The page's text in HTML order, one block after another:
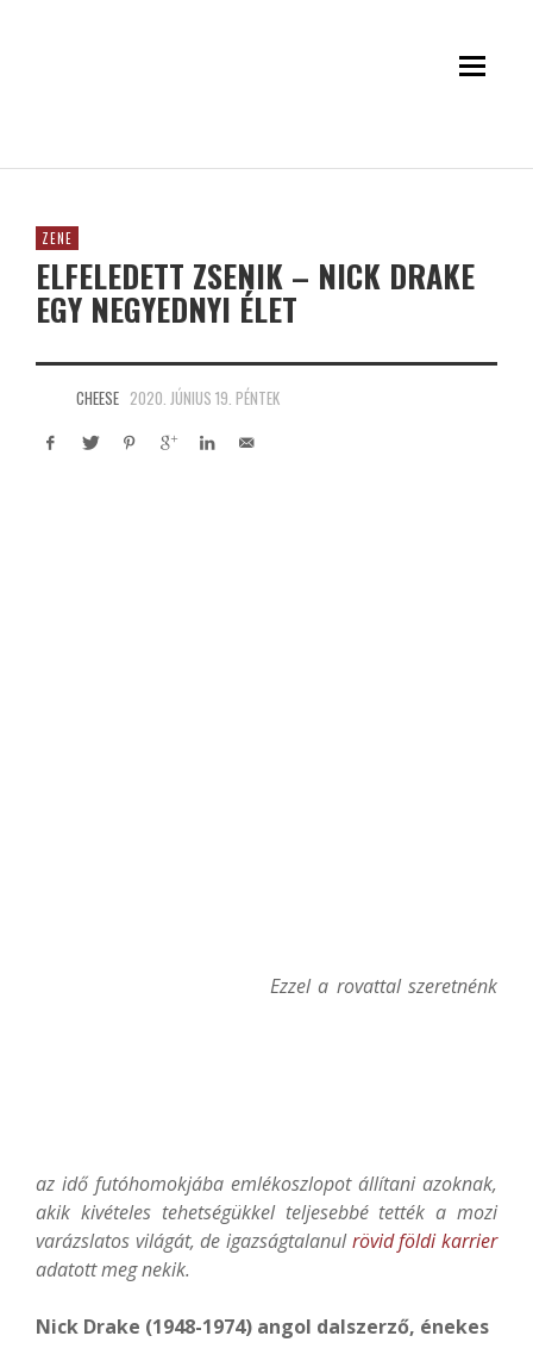
ZENE
ELFELEDETT ZSENIK – NICK DRAKE
EGY NEGYEDNYI ÉLET
CHEESE 2020. JÚNIUS 19. PÉNTEK
Ezzel a rovattal szeretnénk
az idő futóhomokjába emlékoszlopot állítani azoknak,
akik kivételes tehetségükkel teljesebbé tették a mozi
varázslatos világát, de igazságtalanulrövid földi karrier
adatott meg nekik.
Nick Drake (1948-1974) angol dalszerző, énekes